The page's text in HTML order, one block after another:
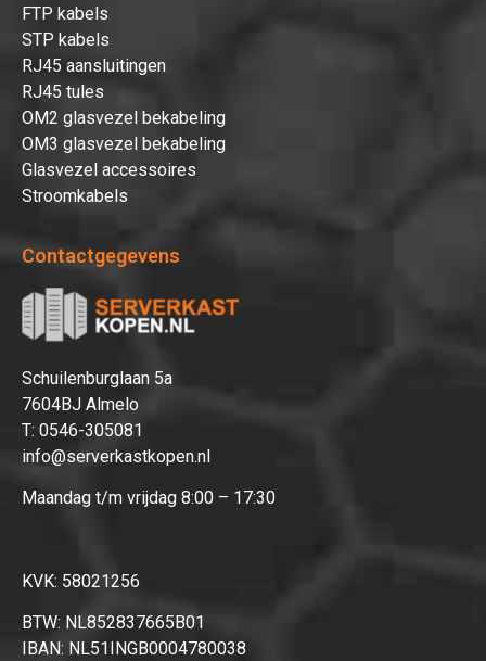
FTP kabels
STP kabels
RJ45 aansluitingen
RJ45 tules
OM2 glasvezel bekabeling
OM3 glasvezel bekabeling
Glasvezel accessoires
Stroomkabels
Contactgegevens
Schuilenburglaan 5a
7604BJ Almelo
T: 0546-305081
info@serverkastkopen.nl
Maandag t/m vrijdag 8:00 – 17:30
KVK: 58021256
BTW: NL852837665B01
IBAN: NL51INGB0004780038